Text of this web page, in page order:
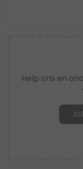
Help ons en